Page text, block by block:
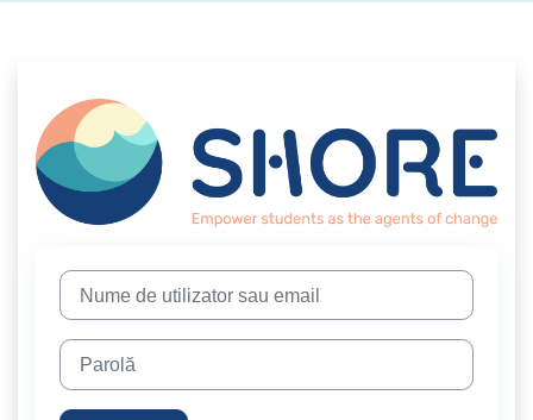
Conectați-vă
Nume de utilizator sau email
Parolă